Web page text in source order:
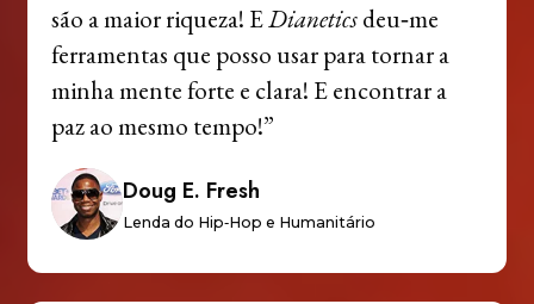
são a maior riqueza! EDianeticsdeu‑me
ferramentas que posso usar para tornar a
minha mente forte e clara! E encontrar a
paz ao mesmo tempo!”
Doug E. Fresh
Lenda do Hip‑Hop e Humanitário